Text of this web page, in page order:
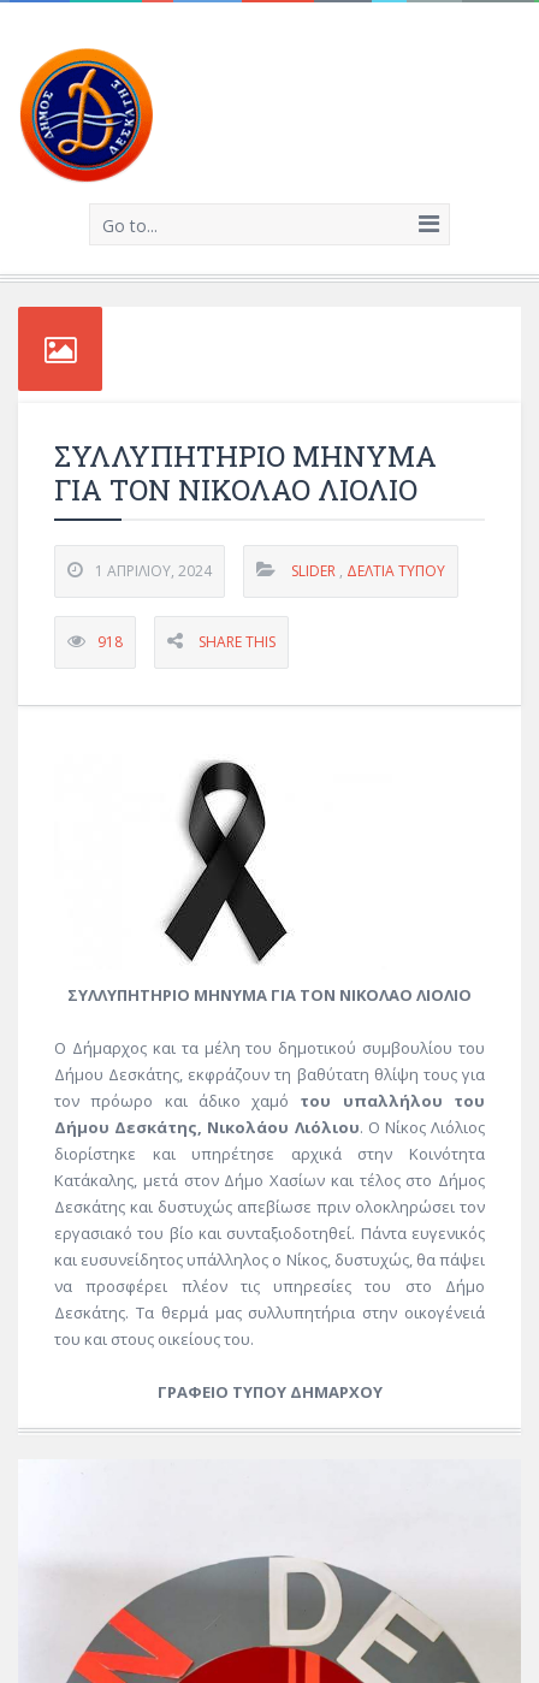
Go to...
ΣΥΛΛΥΠΗΤΗΡΙΟ ΜΗΝΥΜΑ
ΓΙΑ ΤΟΝ ΝΙΚΟΛΑΟ ΛΙΟΛΙΟ
1 ΑΠΡΙΛΊΟΥ, 2024 SLIDER , ΔΕΛΤΊΑ ΤΎΠΟΥ
918 SHARE THIS
ΣΥΛΛΥΠΗΤΗΡΙΟ ΜΗΝΥΜΑ ΓΙΑ ΤΟΝ ΝΙΚΟΛΑΟ ΛΙΟΛΙΟ
Ο Δήμαρχος και τα μέλη του δημοτικού συμβουλίου του
Δήμου Δεσκάτης, εκφράζουν τη βαθύτατη θλίψη τους για
τον πρόωρο και άδικο χαμό του υπαλλήλου του
Δήμου Δεσκάτης, Νικολάου Λιόλιου. Ο Νίκος Λιόλιος
διορίστηκε και υπηρέτησε αρχικά στην Κοινότητα
Κατάκαλης, μετά στον Δήμο Χασίων και τέλος στο Δήμος
Δεσκάτης και δυστυχώς απεβίωσε πριν ολοκληρώσει τον
εργασιακό του βίο και συνταξιοδοτηθεί. Πάντα ευγενικός
και ευσυνείδητος υπάλληλος ο Νίκος, δυστυχώς, θα πάψει
να προσφέρει πλέον τις υπηρεσίες του στο Δήμο
Δεσκάτης. Τα θερμά μας συλλυπητήρια στην οικογένειά
του και στους οικείους του.
ΓΡΑΦΕΙΟ ΤΥΠΟΥ ΔΗΜΑΡΧΟΥ